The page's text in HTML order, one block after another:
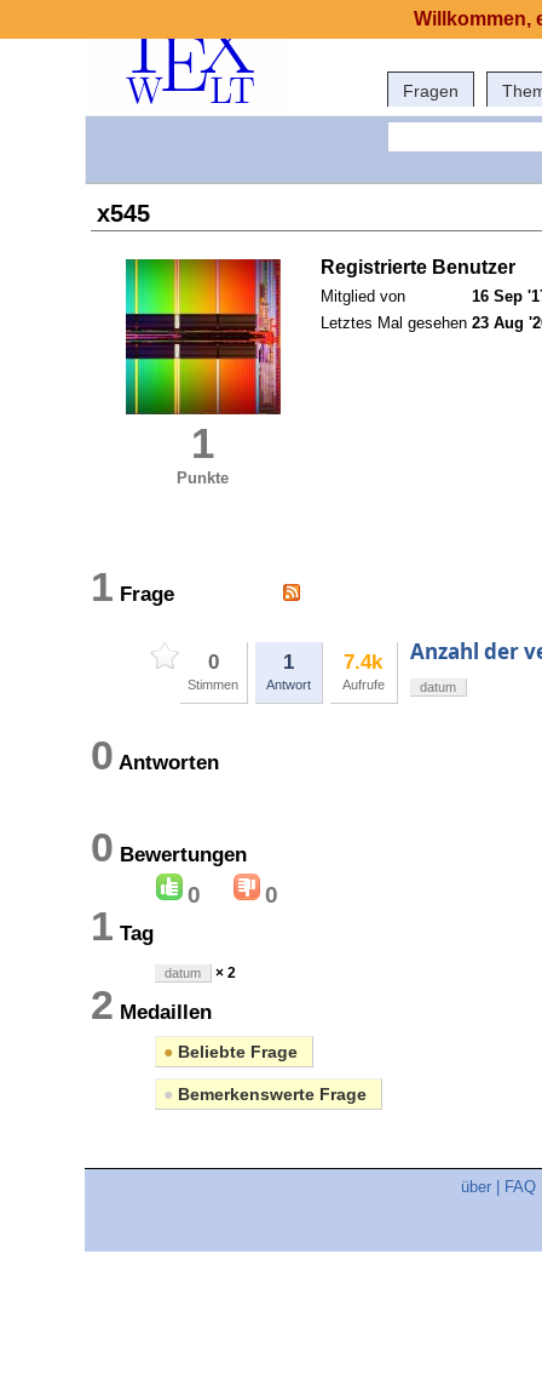
Fragen
x545
1
Punkte
Registrierte Benutzer
Mitglied von
16 Sep
Letztes Mal gesehen 23 Aug
1 Frage
0
Stimmen
1
Antwort
7.4k
Aufrufe
Anzahl der
datum
0 Antworten
0 Bewertungen
0 0
1 Tag
datum × 2
2 Medaillen
● Beliebte Frage
● Bemerkenswerte Frage
über FAQ
Willkommen,